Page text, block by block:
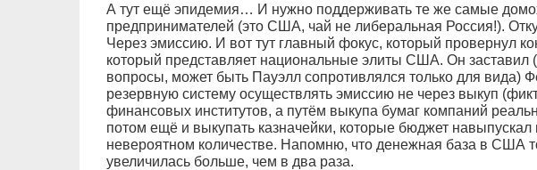
А тут ещё эпидемия… И нужно поддерживать те же самые
предпринимателей (это США, чай не либеральная Россия!).
Через эмиссию. И вот тут главный фокус, который провернул
который представляет национальные элиты США. Он заставил
вопросы, может быть Пауэлл сопротивлялся только для вида)
резервную систему осуществлять эмиссию не через выкуп
финансовых институтов, а путём выкупа бумаг компаний
потом ещё и выкупать казначейки, которые бюджет навыпускал
невероятном количестве. Напомню, что денежная база в США
увеличилась больше, чем в два раза.